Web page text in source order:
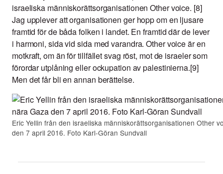
israeliska människorättsorganisationen Other voice. [8]
Jag upplever att organisationen ger hopp om en ljusare
framtid för de båda folken i landet. En framtid där de lever
i harmoni, sida vid sida med varandra. Other voice är en
motkraft, om än för tillfället svag röst, mot de israeler som
förordar utplåning eller ockupation av palestinierna.[9]
Men det får bli en annan berättelse.
Eric Yellin från den israeliska människorättsorganisationen Other
den 7 april 2016. Foto Karl-Göran Sundvall